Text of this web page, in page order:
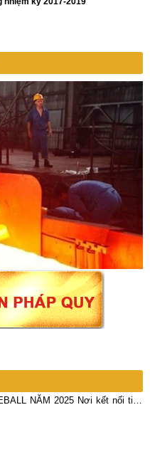
2025 Nơi kết nối tinh